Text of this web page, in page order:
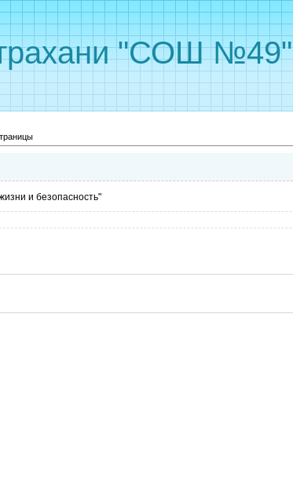
"СОШ №49"
и безопасность"